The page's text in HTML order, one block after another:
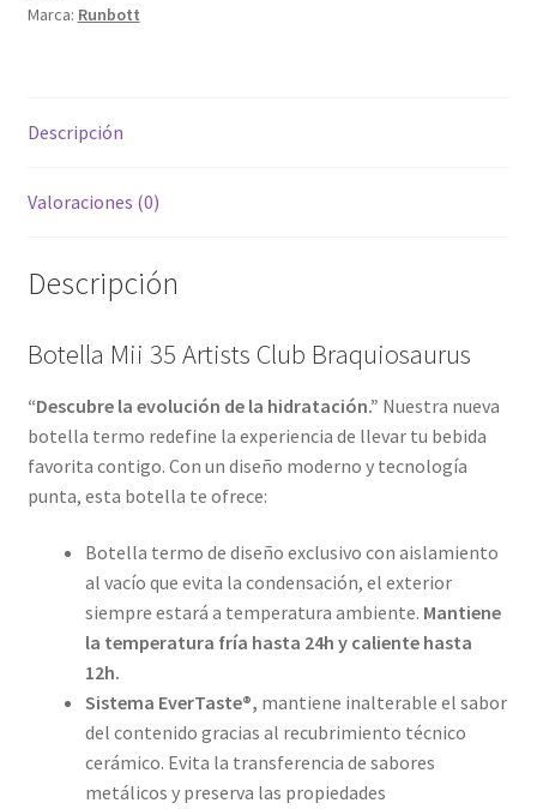
Marca: Runbott
Descripción
Valoraciones (0)
Descripción
Botella Mii 35 Artists Club Braquiosaurus
“Descubre la evolución de la hidratación.” Nuestra nueva
botella termo redefine la experiencia de llevar tu bebida
favorita contigo. Con un diseño moderno y tecnología
punta, esta botella te ofrece:
Botella termo de diseño exclusivo con aislamiento
al vacío que evita la condensación, el exterior
siempre estará a temperatura ambiente. Mantiene
la temperatura fría hasta 24h y caliente hasta
12h.
Sistema EverTaste®, mantiene inalterable el sabor
del contenido gracias al recubrimiento técnico
cerámico. Evita la transferencia de sabores
metálicos y preserva las propiedades